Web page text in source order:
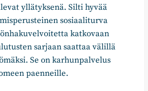
yllätyksenä. Silti hyvää
sosiaaliturva
katkovaan
sarjaan saattaa välillä
Se on karhunpalvelus
paenneille.